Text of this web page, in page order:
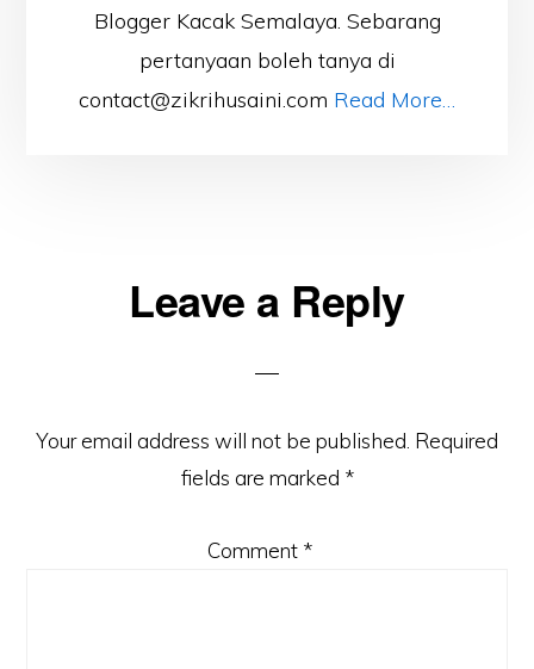
Blogger Kacak Semalaya. Sebarang
pertanyaan boleh tanya di
contact@zikrihusaini.com Read More…
ReaderLeave a Reply
Your email address will not be published. Required
fields are marked *
Comment *